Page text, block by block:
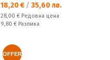
Текуща цена:
18,20 € / 35,60 лв.
Редовна цена:
28,00 € Редовна цена
Спестявате:
9,80 € Разлика
OFFER